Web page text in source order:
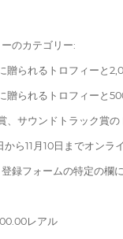
のカテゴリー:
贈られるトロフィーと
贈られるトロフィーと
サウンドトラック賞の
ら11月10日までオンラ
録フォームの特定の欄
レアル